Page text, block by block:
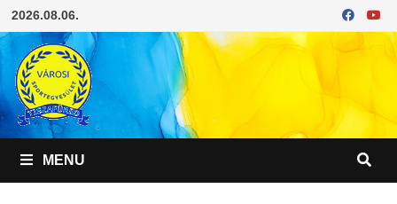
Skip
to
content
2026.08.06.
MENU